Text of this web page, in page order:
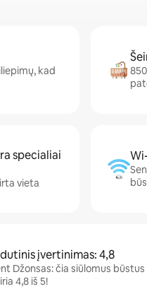
kad
specialiai
vieta
įvertinimas: 4,8
Džonsas: čia siūlomus
4,8 iš 5!